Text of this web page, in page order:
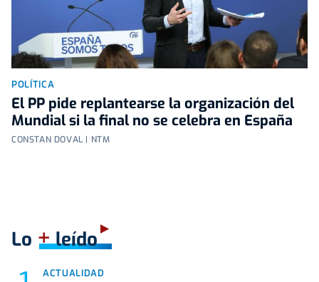
POLÍTICA
El PP pide replantearse la organización del
Mundial si la final no se celebra en España
CONSTAN DOVAL | NTM
Lo +leído
ACTUALIDAD